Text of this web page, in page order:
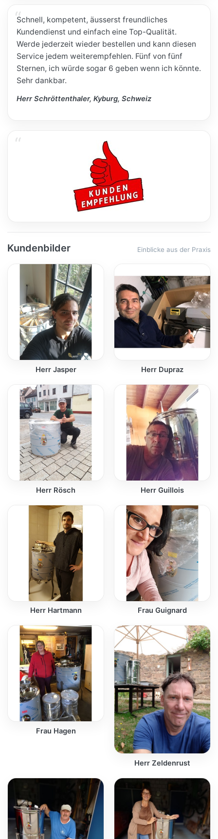
Schnell, kompetent, äusserst freundliches
Kundendienst und einfach eine Top-Qualität.
Werde jederzeit wieder bestellen und kann diesen
Service jedem weiterempfehlen. Fünf von fünf
Sternen, ich würde sogar 6 geben wenn ich könnte.
Sehr dankbar.
Herr Schröttenthaler, Kyburg, Schweiz
Kundenbilder Einblicke aus der Praxis
Herr Jasper Herr Dupraz
Herr Rösch Herr Guillois
Herr Hartmann Frau Guignard
Frau Hagen
Herr Zeldenrust